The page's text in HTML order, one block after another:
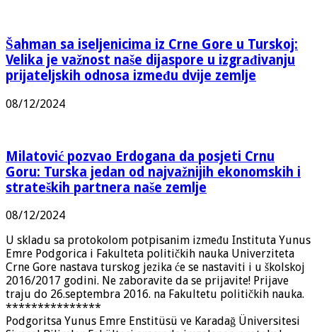
Šahman sa iseljenicima iz Crne Gore u Turskoj:
Velika je važnost naše dijaspore u izgrađivanju
prijateljskih odnosa između dvije zemlje
08/12/2024
Milatović pozvao Erdogana da posjeti Crnu
Goru: Turska jedan od najvažnijih ekonomskih i
strateških partnera naše zemlje
08/12/2024
U skladu sa protokolom potpisanim između Instituta Yunus
Emre Podgorica i Fakulteta političkih nauka Univerziteta
Crne Gore nastava turskog jezika će se nastaviti i u školskoj
2016/2017 godini. Ne zaboravite da se prijavite! Prijave
traju do 26.septembra 2016. na Fakultetu političkih nauka.
***************
Podgoritsa Yunus Emre Enstitüsü ve Karadağ Üniversitesi